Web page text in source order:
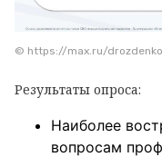
© https://max.ru/
Результаты опроса:
Наиболее
вопросам